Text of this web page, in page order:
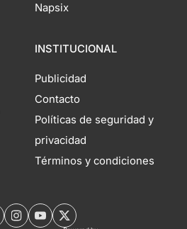
Napsix
INSTITUCIONAL
Publicidad
Contacto
Políticas de seguridad y
privacidad
Términos y condiciones